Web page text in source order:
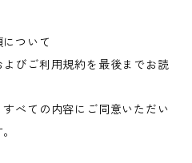
ついて
びご利用規約を最後までお読
べての内容にご同意いただい